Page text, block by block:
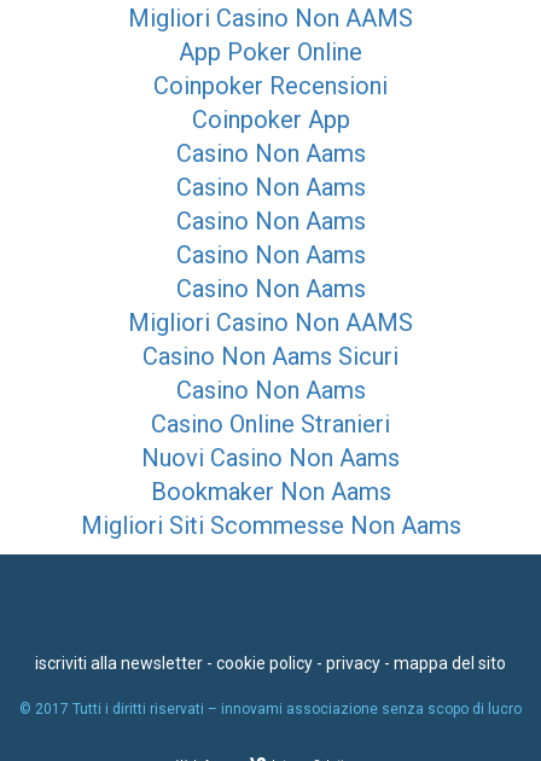
Migliori Casino Non AAMS
App Poker Online
Coinpoker Recensioni
Coinpoker App
Casino Non Aams
Casino Non Aams
Casino Non Aams
Casino Non Aams
Casino Non Aams
Migliori Casino Non AAMS
Casino Non Aams Sicuri
Casino Non Aams
Casino Online Stranieri
Nuovi Casino Non Aams
Bookmaker Non Aams
Migliori Siti Scommesse Non Aams
iscriviti alla newsletter - cookie policy - privacy - mappa del sito
© 2017 Tutti i diritti riservati – innovami associazione senza scopo di lucro